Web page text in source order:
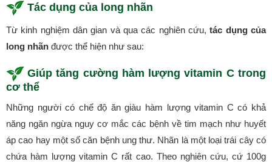
Tác dụng của long nhãn
Từ kinh nghiệm dân gian và qua các nghiên cứu,tác dụng của
long nhãn được thể hiện như sau:
Giúp tăng cường hàm lượng vitamin C trong
cơ thể
Những người có chế độ ăn giàu hàm lượng vitamin C có khả
năng ngăn ngừa nguy cơ mắc các bệnh về tim mạch như huyết
áp cao hay một số căn bệnh ung thư. Nhãn là một loại trái cây có
chứa hàm lượng vitamin C rất cao. Theo nghiên cứu, cứ 100g